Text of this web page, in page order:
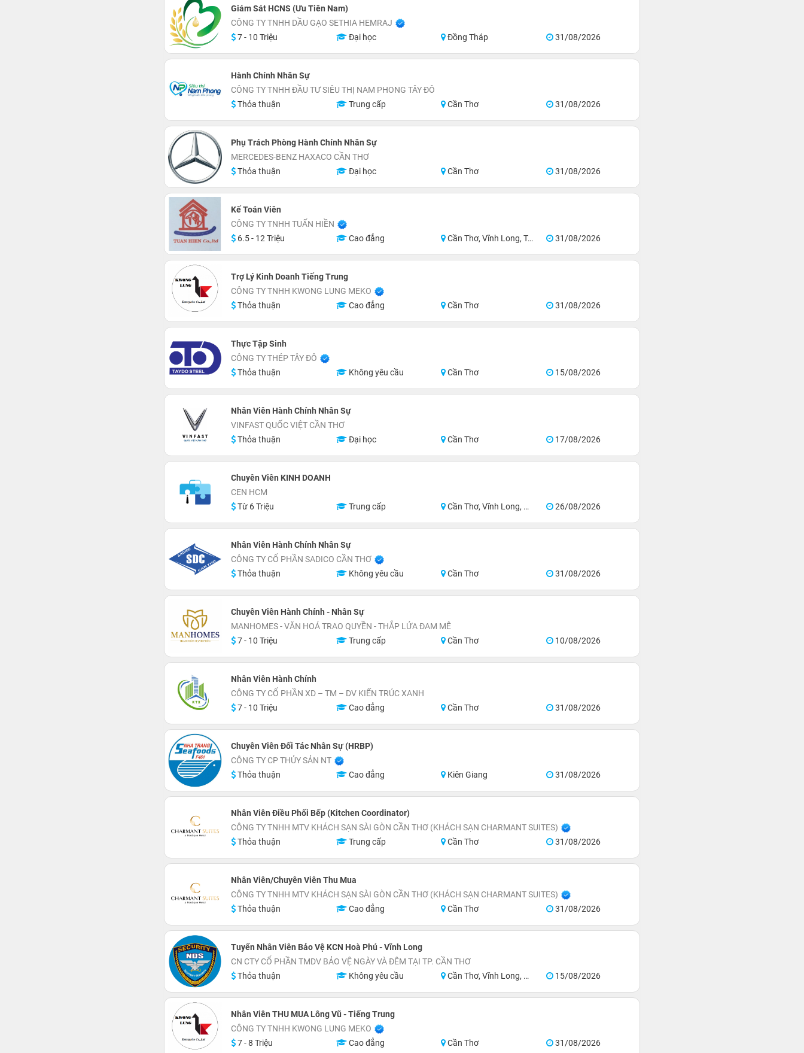
Giám Sát HCNS (Ưu Tiên Nam)
CÔNG TY TNHH DẦU GẠO SETHIA HEMRAJ
7 - 10 Triệu
Đại học Đồng Tháp 31/08/2026
Hành Chính Nhân Sự
CÔNG TY TNHH ĐẦU TƯ SIÊU THỊ NAM PHONG TÂY ĐÔ
Thỏa thuận
Trung cấp Cần Thơ 31/08/2026
Phụ Trách Phòng Hành Chính Nhân Sự
MERCEDES-BENZ HAXACO CẦN THƠ
Thỏa thuận
Đại học Cần Thơ 31/08/2026
Kế Toán Viên
CÔNG TY TNHH TUẤN HIỀN
6.5 - 12 Triệu
Cao đẳng Cần Thơ, Vĩnh Long, Trà Vinh 31/08/2026
Trợ Lý Kinh Doanh Tiếng Trung
CÔNG TY TNHH KWONG LUNG MEKO
Thỏa thuận
Cao đẳng Cần Thơ 31/08/2026
Thực Tập Sinh
CÔNG TY THÉP TÂY ĐÔ
Thỏa thuận
Không yêu cầu Cần Thơ 15/08/2026
Nhân Viên Hành Chính Nhân Sự
VINFAST QUỐC VIỆT CẦN THƠ
Thỏa thuận
Đại học Cần Thơ 17/08/2026
Chuyên Viên KINH DOANH
CEN HCM
Từ 6 Triệu
Trung cấp Cần Thơ, Vĩnh Long, Đồng Tháp, Hậu Giang, Sóc Trăng, Trà Vinh 26/08/2026
Nhân Viên Hành Chính Nhân Sự
CÔNG TY CỔ PHẦN SADICO CẦN THƠ
Thỏa thuận
Không yêu cầu Cần Thơ 31/08/2026
Chuyên Viên Hành Chính - Nhân Sự
MANHOMES - VĂN HOÁ TRAO QUYỀN - THẮP LỬA ĐAM MÊ
7 - 10 Triệu
Trung cấp Cần Thơ 10/08/2026
Nhân Viên Hành Chính
CÔNG TY CỔ PHẦN XD – TM – DV KIẾN TRÚC XANH
7 - 10 Triệu
Cao đẳng Cần Thơ 31/08/2026
Chuyên Viên Đối Tác Nhân Sự (HRBP)
CÔNG TY CP THỦY SẢN NT
Thỏa thuận
Cao đẳng Kiên Giang 31/08/2026
Nhân Viên Điều Phối Bếp (Kitchen Coordinator)
CÔNG TY TNHH MTV KHÁCH SẠN SÀI GÒN CẦN THƠ (KHÁCH SẠN CHARMANT SUITES)
Thỏa thuận
Trung cấp Cần Thơ 31/08/2026
Nhân Viên/Chuyên Viên Thu Mua
CÔNG TY TNHH MTV KHÁCH SẠN SÀI GÒN CẦN THƠ (KHÁCH SẠN CHARMANT SUITES)
Thỏa thuận
Cao đẳng Cần Thơ 31/08/2026
Tuyển Nhân Viên Bảo Vệ KCN Hoà Phú - Vĩnh Long
CN CTY CỔ PHẦN TMDV BẢO VỆ NGÀY VÀ ĐÊM TẠI TP. CẦN THƠ
Thỏa thuận
Không yêu cầu Cần Thơ, Vĩnh Long, Hậu Giang 15/08/2026
Nhân Viên THU MUA Lông Vũ - Tiếng Trung
CÔNG TY TNHH KWONG LUNG MEKO
7 - 8 Triệu
Cao đẳng Cần Thơ 31/08/2026